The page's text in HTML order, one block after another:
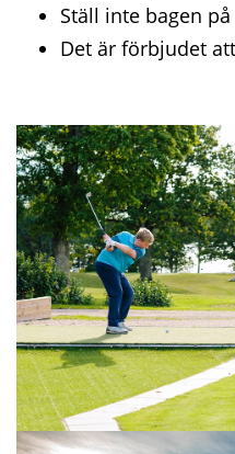
Ställ inte bagen
Det är förbjudet